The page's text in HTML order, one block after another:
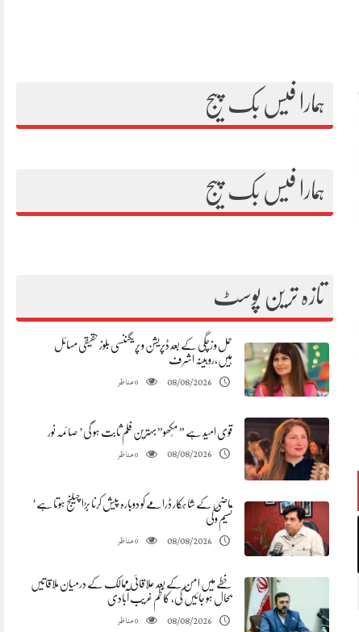
ہمارا فیس بک پیج
ہمارا فیس بک پیج
تازہ ترین پوسٹ
حمل و زچگی کے بعد ڈپریشن و پریگننسی بلوز حقیقی مسائل
ہیں،روبینہ اشرف
08/08/2026
0مناظر
قوی امید ہے ” مُکھو” بہترین فلم ثابت ہو گی’ صائمہ نور
08/08/2026
0مناظر
ماضی کے شاہکار ڈرامے کو دوبارہ پیش کرنا بڑا چیلنج ہوتا ہے’
نسیم وکی
08/08/2026
0مناظر
خطے میں امن کے بعد علاقائی ممالک کے درمیان ملاقاتیں
بحال ہو جائیں گی، کاظم غریب آبادی
08/08/2026
0مناظر